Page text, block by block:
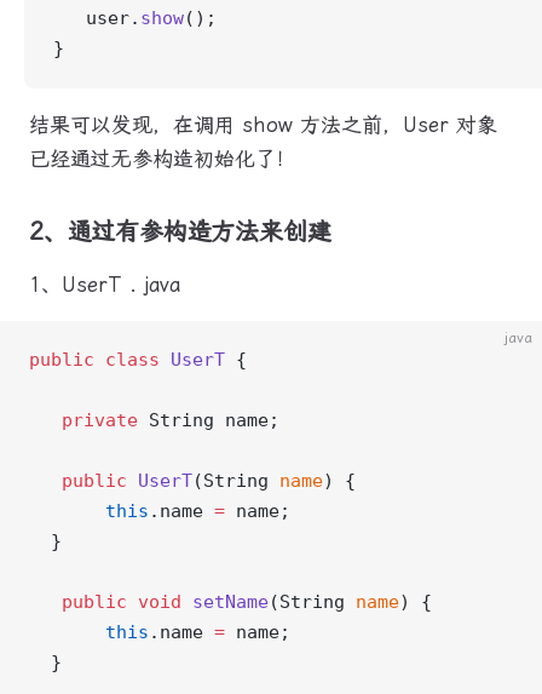
   user.
show();
}
结果可以发现，在调用 show 方法之前，User 对象
已经通过无参构造初始化了！
2、通过有参构造方法来创建
1、UserT . java
java
public class UserT {
   private
String name;
   public
UserT(String name) {
       this
.name = name;
  }
   public
void setName(String name) {
       this
.name = name;
  }